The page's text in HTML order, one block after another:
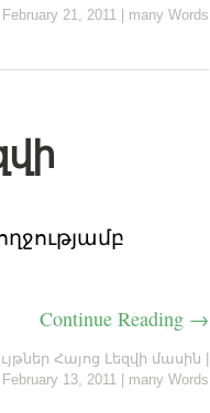
February 21, 2011 many Words
Continue Reading →
Հայոց Լեզվի մասին
February 13, 2011
many Words